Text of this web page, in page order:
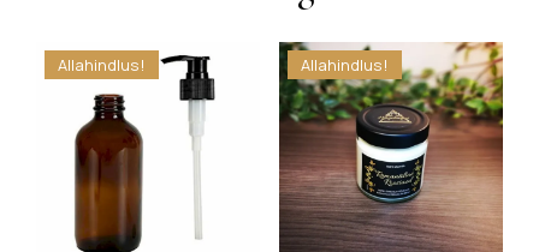
Allahindlus! Allahindlus!